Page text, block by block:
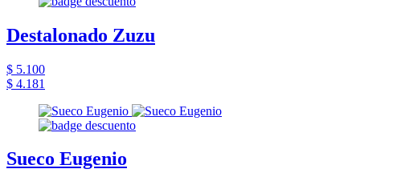
Destalonado Zuzu
$ 5.100
$ 4.181
Sueco Eugenio